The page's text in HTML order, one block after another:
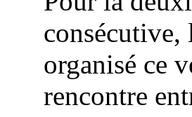
organisé ce
rencontre